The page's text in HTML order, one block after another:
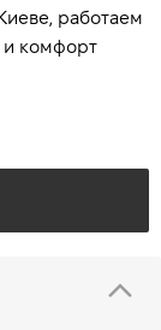
работаем
и комфорт